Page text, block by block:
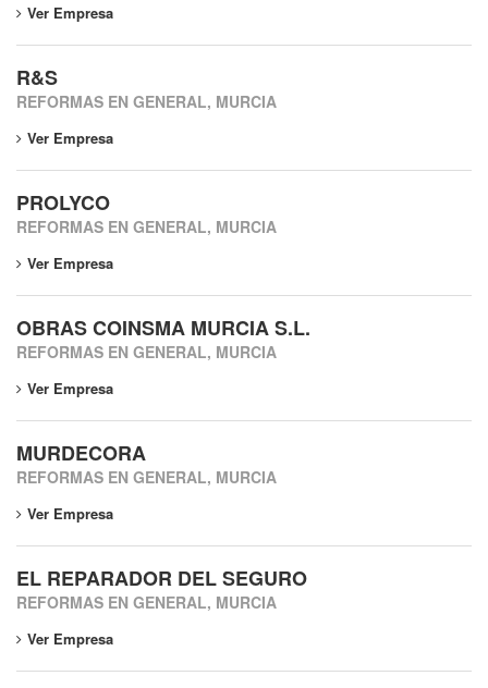
Ver Empresa
R&S
REFORMAS EN GENERAL, MURCIA
Ver Empresa
PROLYCO
REFORMAS EN GENERAL, MURCIA
Ver Empresa
OBRAS COINSMA MURCIA S.L.
REFORMAS EN GENERAL, MURCIA
Ver Empresa
MURDECORA
REFORMAS EN GENERAL, MURCIA
Ver Empresa
EL REPARADOR DEL SEGURO
REFORMAS EN GENERAL, MURCIA
Ver Empresa